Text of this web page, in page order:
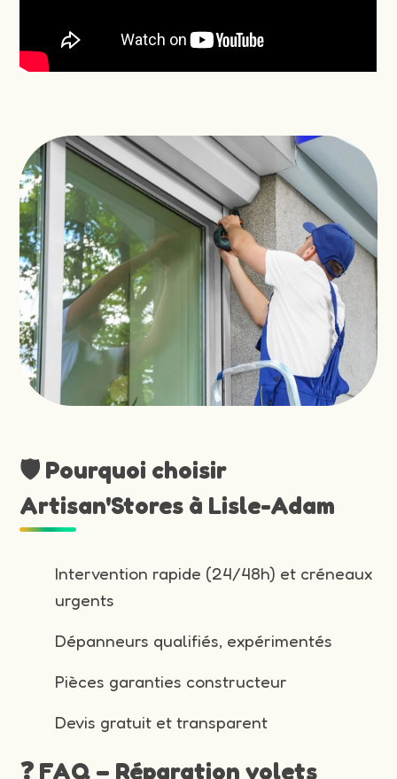
🛡️ Pourquoi choisir
Artisan'Stores à Lisle-Adam
Intervention rapide (24/48h) et créneaux
urgents
Dépanneurs qualifiés, expérimentés
Pièces garanties constructeur
Devis gratuit et transparent
❓ FAQ – Réparation volets